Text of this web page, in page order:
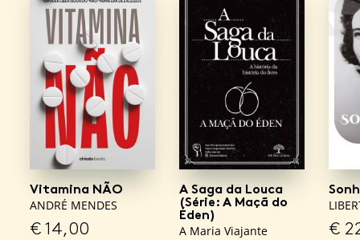
Vitamina NÃO
ANDRÉ MENDES
€14,00
A Saga da Louca
(Série: A Maçã do
Éden)
A Maria Viajante
€